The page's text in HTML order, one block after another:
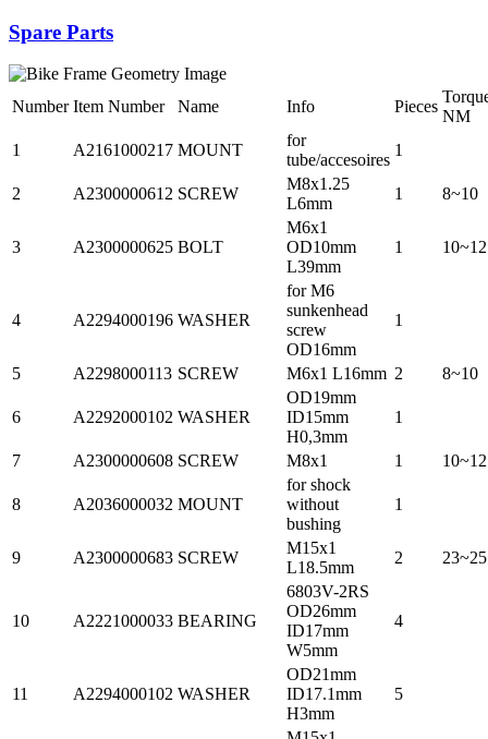
Spare Parts
Number Item Number Name Info Pieces
NM
1
A2161000217 MOUNT
for
tube/accesoires
1
2 A2300000612 SCREW
M8x1.25
L6mm
1 8~10
3 A2300000625 BOLT
M6x1
OD10mm
L39mm
1 10~12
4 A2294000196 WASHER
for M6
sunkenhead
screw
OD16mm
1
5 A2298000113 SCREW M6x1 L16mm 2 8~10
6 A2292000102 WASHER
OD19mm
ID15mm
H0,3mm
1
7 A2300000608 SCREW M8x1 1 10~12
8 A2036000032 MOUNT
for shock
without
bushing
1
9 A2300000683 SCREW
M15x1
L18.5mm
2 23~25
10 A2221000033 BEARING
6803V-2RS
OD26mm
ID17mm
W5mm
4
11 A2294000102 WASHER
OD21mm
ID17.1mm
H3mm
5